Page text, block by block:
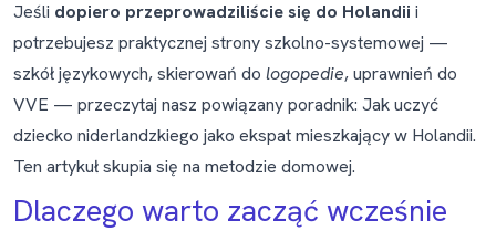
Jeśli dopiero przeprowadziliście się do Holandii i
potrzebujesz praktycznej strony szkolno-systemowej —
szkół językowych, skierowań do logopedie, uprawnień do
VVE — przeczytaj nasz powiązany poradnik: Jak uczyć
dziecko niderlandzkiego jako ekspat mieszkający w Holandii.
Ten artykuł skupia się na metodzie domowej.
Dlaczego warto zacząć wcześnie